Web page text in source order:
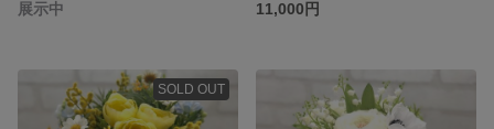
展示中
11,000円
SOLD OUT